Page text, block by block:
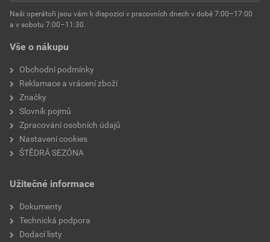
Vše o nákupu
Obchodní podmínky
Reklamace a vrácení zboží
Značky
Slovník pojmů
Zpracování osobních údajů
Nastavení cookies
ŠTĚDRÁ SEZÓNA
Užitečné informace
Dokumenty
Technická podpora
Dodací listy
Naši operátoři jsou vám k dispozici v pracovních dnech v době 7:00–17:00
a v sobotu 7:00–11:30.